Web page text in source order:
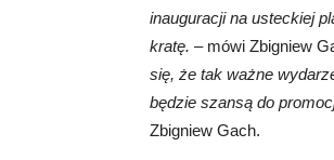
inauguracji na usteckiej
kratę. – mówi Zbigniew
się, że tak ważne
będzie szansą do
Zbigniew Gach.